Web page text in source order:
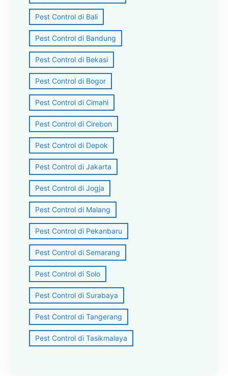
Pest Control di Bali
Pest Control di Bandung
Pest Control di Bekasi
Pest Control di Bogor
Pest Control di Cimahi
Pest Control di Cirebon
Pest Control di Depok
Pest Control di Jakarta
Pest Control di Jogja
Pest Control di Malang
Pest Control di Pekanbaru
Pest Control di Semarang
Pest Control di Solo
Pest Control di Surabaya
Pest Control di Tangerang
Pest Control di Tasikmalaya